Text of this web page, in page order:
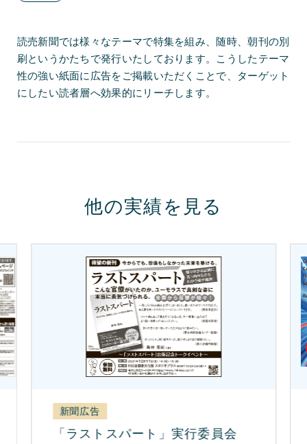
読売新聞では様々なテーマで特集を組み、随時、朝刊の別
刷というかたちで発行いたしております。こうしたテーマ
性の強い紙面に広告をご掲載いただくことで、ターゲット
にしたい読者層へ効果的にリーチします。
他の実績を見る
新聞広告
「ラストスパート」実行委員会